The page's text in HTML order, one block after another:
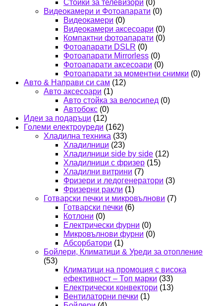
Стойки за телевизори (0)
Видеокамери и Фотоапарати (0)
Видеокамери (0)
Видеокамери аксесоари (0)
Компактни фотоапарати (0)
Фотоапарати DSLR (0)
Фотоапарати Mirrorless (0)
Фотоапарати аксесоари (0)
Фотоапарати за моментни снимки (0)
Авто & Направи си сам (12)
Авто аксесоари (1)
Авто стойка за велосипед (0)
Автобокс (0)
Идеи за подаръци (12)
Големи електроуреди (162)
Хладилна техника (33)
Хладилници (23)
Хладилници side by side (12)
Хладилници с фризер (15)
Хладилни витрини (7)
Фризери и ледогенератори (3)
Фризерни ракли (1)
Готварски печки и микровълнови (7)
Готварски печки (6)
Котлони (0)
Електрически фурни (0)
Микровълнови фурни (0)
Абсорбатори (1)
Бойлери, Климатици & Уреди за отопление
(53)
Климатици на промоция с висока
ефективност – Топ марки (33)
Електрически конвектори (13)
Вентилаторни печки (1)